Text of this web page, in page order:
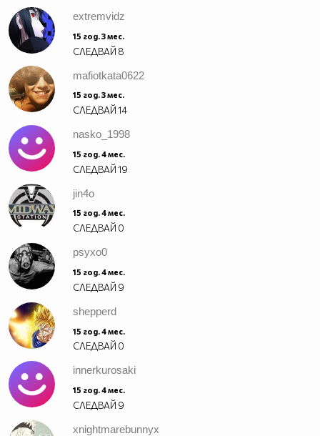
extremvidz
15 год. 3 мес.
СЛЕДВАЙ 8
mafiotkata0622
15 год. 3 мес.
СЛЕДВАЙ14
nasko_1998
15 год. 4 мес.
СЛЕДВАЙ19
jin4o
15 год. 4 мес.
СЛЕДВАЙ 0
psyxo0
15 год. 4 мес.
СЛЕДВАЙ 9
shepperd
15 год. 4 мес.
СЛЕДВАЙ 0
innerkurosaki
15 год. 4 мес.
СЛЕДВАЙ 9
xnightmarebunnyx